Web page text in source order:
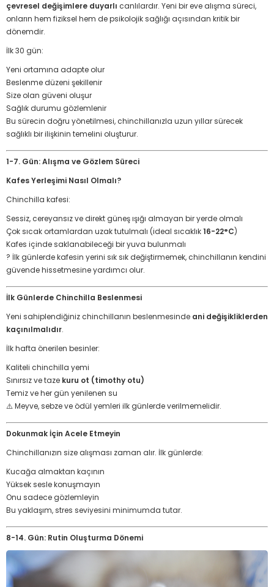
çevresel değişimlere duyarlı canlılardır. Yeni bir eve alışma süreci,
onların hem fiziksel hem de psikolojik sağlığı açısından kritik bir
dönemdir.
İlk 30 gün:
Yeni ortamına adapte olur
Beslenme düzeni şekillenir
Size olan güveni oluşur
Sağlık durumu gözlemlenir
Bu sürecin doğru yönetilmesi, chinchillanızla uzun yıllar sürecek
sağlıklı bir ilişkinin temelini oluşturur.
1-7. Gün: Alışma ve Gözlem Süreci
Kafes Yerleşimi Nasıl Olmalı?
Chinchilla kafesi:
Sessiz, cereyansız ve direkt güneş ışığı almayan bir yerde olmalı
Çok sıcak ortamlardan uzak tutulmalı (ideal sıcaklık16-22°C)
Kafes içinde saklanabileceği bir yuva bulunmalı
? İlk günlerde kafesin yerini sık sık değiştirmemek, chinchillanın kendini
güvende hissetmesine yardımcı olur.
İlk Günlerde Chinchilla Beslenmesi
Yeni sahiplendiğiniz chinchillanın beslenmesinde ani değişikliklerden
kaçınılmalıdır.
İlk hafta önerilen besinler:
Kaliteli chinchilla yemi
Sınırsız ve taze kuru ot (timothy otu)
Temiz ve her gün yenilenen su
⚠️ Meyve, sebze ve ödül yemleri ilk günlerde verilmemelidir.
Dokunmak İçin Acele Etmeyin
Chinchillanızın size alışması zaman alır. İlk günlerde:
Kucağa almaktan kaçının
Yüksek sesle konuşmayın
Onu sadece gözlemleyin
Bu yaklaşım, stres seviyesini minimumda tutar.
8-14. Gün: Rutin Oluşturma Dönemi